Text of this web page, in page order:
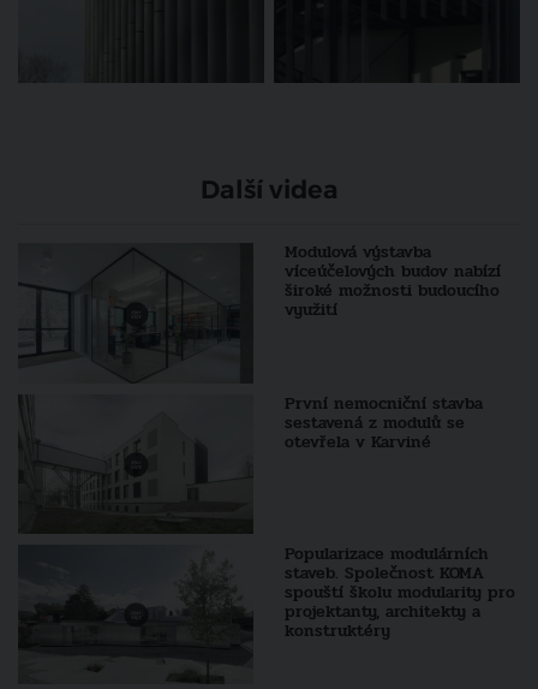
Další videa
Modulová výstavba
víceúčelových budov nabízí
široké možnosti budoucího
využití
První nemocniční stavba
sestavená z modulů se
otevřela v Karviné
Popularizace modulárních
staveb. Společnost KOMA
spouští školu modularity pro
projektanty, architekty a
konstruktéry